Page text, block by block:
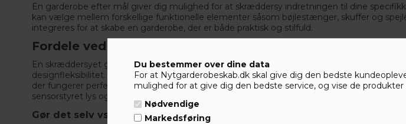
Du bestemmer over dine data
For at Nytgarderobeskab.dk skal give dig den bedste
mulighed for at give dig den bedste service, og vise de
Nødvendige
Markedsføring
En garderobe efter mål giver dig mulighed for at skræddersy indretningen til dine
kan vælge mellem forskellige funktionelle elementer såsom bøjlestænger, skuffer og
integreres for at skabe en garderobe, der er både praktisk og stilfuld.
Fordele ved skræddersyede løsninger
En skræddersyet garderobe tilbyder en række fordele, herunder bedre udnyttelse af
designfleksibilitet. Ved at tilpasse garderoben til dit rum kan du undgå spildplads og skabe
der fungerer perfekt i hverdagen. Desuden kan du tilføje funktionelle detaljer som soft
sensorstyret lys og smarte udtræksmuligheder, der øger komforten og brugervenligheden.
Gør det selv vs. totalservice